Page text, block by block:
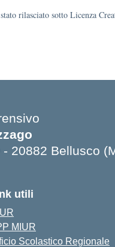
rilasciato sotto Licenza
20882 Bellusco
utili
MIUR
Scolastico Regionale